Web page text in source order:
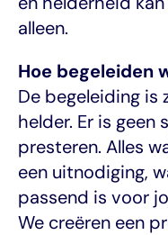
alleen.
Hoe begeleiden
De begeleiding is
helder. Er is geen
presteren. Alles
een uitnodiging,
passend is voor
We creëren een